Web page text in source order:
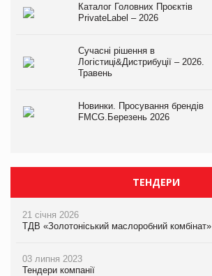
Каталог Головних Проєктів
PrivateLabel – 2026
Сучасні рішення в
Логістиці&Дистрибуції – 2026.
Травень
Новинки. Просування брендів
FMCG.Березень 2026
ТЕНДЕРИ
21 січня 2026
ТДВ «Золотоніський маслоробний комбінат»
03 липня 2023
Тендери компанії